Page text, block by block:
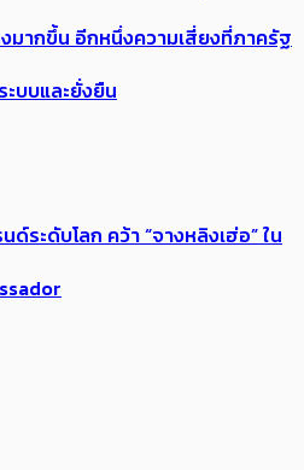
มากขึ้น อีกหนึ่งความเสี่ยงที่ภาครัฐ
บบและยั่งยืน
ระดับโลก คว้า “จางหลิงเฮ่อ” ใน